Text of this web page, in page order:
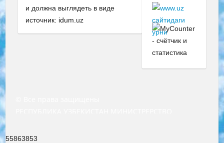
и должна выглядеть в виде
источник: idum.uz
55863853